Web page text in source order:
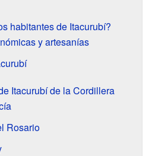
habitantes de Itacurubí?
y artesanías
Itacurubí de la Cordillera
Rosario